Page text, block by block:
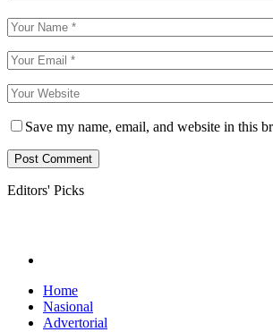
Save my name, email, and website in this
Editors' Picks
Home
Nasional
Advertorial